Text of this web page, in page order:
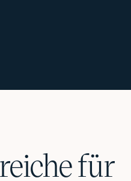
für